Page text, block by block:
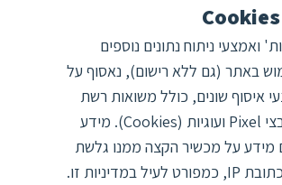
Cookies
ואמצעי ניתוח נתונים נוספים
באתר (גם ללא רישום), נאסוף על
איסוף שונים, כולל משואות רשת
(Web Beacons), קבצי Pixel ועוגיות (Cookies). מידע
מידע על מכשיר הקצה ממנו גלשת
(לרבות Device ID) וכתובת IP, כמפורט לעיל במדיניות זו.